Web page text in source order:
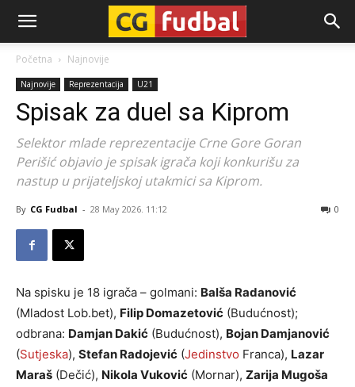
CG-
Fudbal
Početna Najnovije
Najnovije Reprezentacija U21
Spisak za duel sa Kiprom
Selektor mlade reprezentacije Crne Gore Goran
Perišić objavio je spisak igrača koji konkurišu za
nastup u prijateljskoj utakmici sa Kiprom.
By CG Fudbal - 28 May 2026. 11:12 0
Na spisku je 18 igrača – golmani: Balša Radanović
(Mladost Lob.bet), Filip Domazetović (Budućnost);
odbrana: Damjan Dakić (Budućnost), Bojan Damjanović
(Sutjeska), Stefan Radojević (Jedinstvo Franca), Lazar
Maraš (Dečić), Nikola Vuković (Mornar), Zarija Mugoša